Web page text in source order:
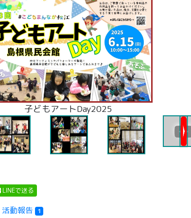
子どもアートDay2025
2023開催の記録1.jpg
2023開催の記録2.jpg
2023開催の記録3.jpg
LINEで送る
活動報告 1